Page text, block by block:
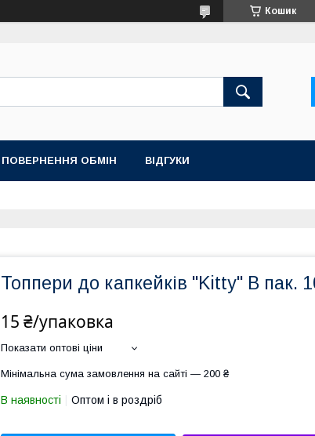
Кошик
ПОВЕРНЕННЯ ОБМІН ВІДГУКИ
Топпери до капкейків "Kitty" В пак.
15 ₴/упаковка
Показати оптові ціни
Мінімальна сума замовлення на сайті — 200 ₴
В наявності Оптом і в роздріб